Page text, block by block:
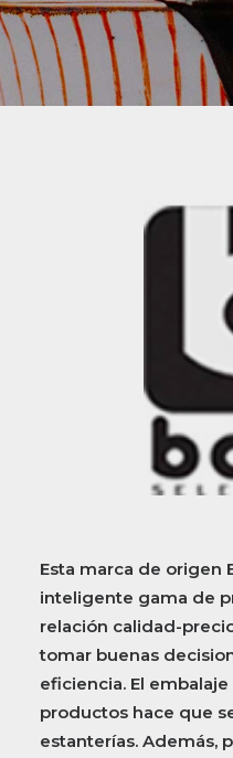
Esta marca de origen
inteligente gama de
relación calidad-
tomar buenas
eficiencia. El
productos hace que
estanterías. Además,